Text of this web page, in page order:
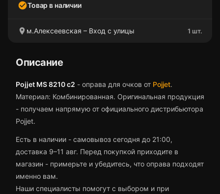
check_circleТовар в наличии
location_on м.Алексеевская – Вход с улицы 1 шт.
Описание
Pojjet MS 8210 c2 - оправа для очков от Pojjet.
Материал: Комбинированная. Оригинальная продукция
- получаем напрямую от официального дистрибьютора
Pojjet.
Есть в наличии - самовывоз сегодня до 21:00,
доставка 9–11 авг. Перед покупкой приходите в
магазин - примерьте и убедитесь, что оправа подходят
именно вам.
Наши специалисты помогут с выбором и при